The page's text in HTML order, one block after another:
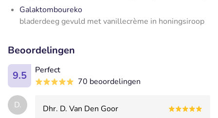
Galaktomboureko
bladerdeeg gevuld met vanillecrème in honingsiroop
Beoordelingen
9.5
Perfect
70 beoordelingen
D.
Dhr. D. Van Den Goor